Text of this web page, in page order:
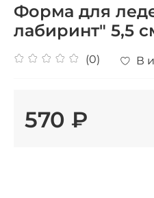
Форма для
лабиринт" 5,5
(0) В
570 ₽